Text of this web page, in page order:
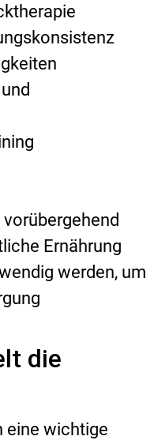
Ernährung
werden, um
die
eine wichtige